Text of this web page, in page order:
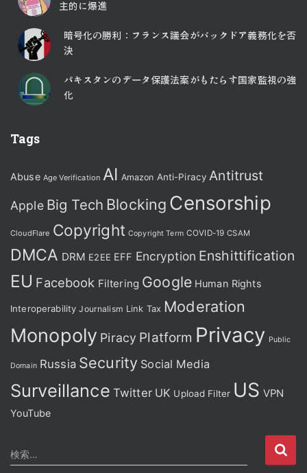
主的に爆進
暗号化の勝利：フランス議会がバックドア義務化を否
決
パキスタンのデータ保護法案がもたらす国家監視の強
化
Tags
Abuse Age Verification AI Amazon Anti-Piracy Antitrust
Apple Big Tech Blocking Censorship
CloudFlare Copyright Copyright Term COVID-19 CSAM
DMCA DRM E2EE EFF Encryption Enshittification
EU Facebook Filtering Google Human Rights
Interoperability Journalism Link Tax Moderation
Monopoly Piracy Platform Privacy Public
Domain Russia Security Social Media
Surveillance Twitter UK Upload Filter US VPN
YouTube
検
索
検索…